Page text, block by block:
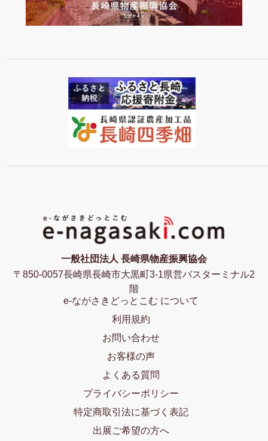
一般社団法人 長崎県物産振興協会
〒850-0057長崎県長崎市大黒町3-1県営バスターミナル2
階
e-ながさきどっとこむ について
利用規約
お問い合わせ
お客様の声
よくある質問
プライバシーポリシー
特定商取引法に基づく表記
出展ご希望の方へ